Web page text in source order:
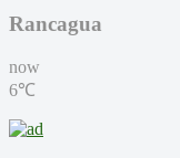
Rancagua
now
6℃